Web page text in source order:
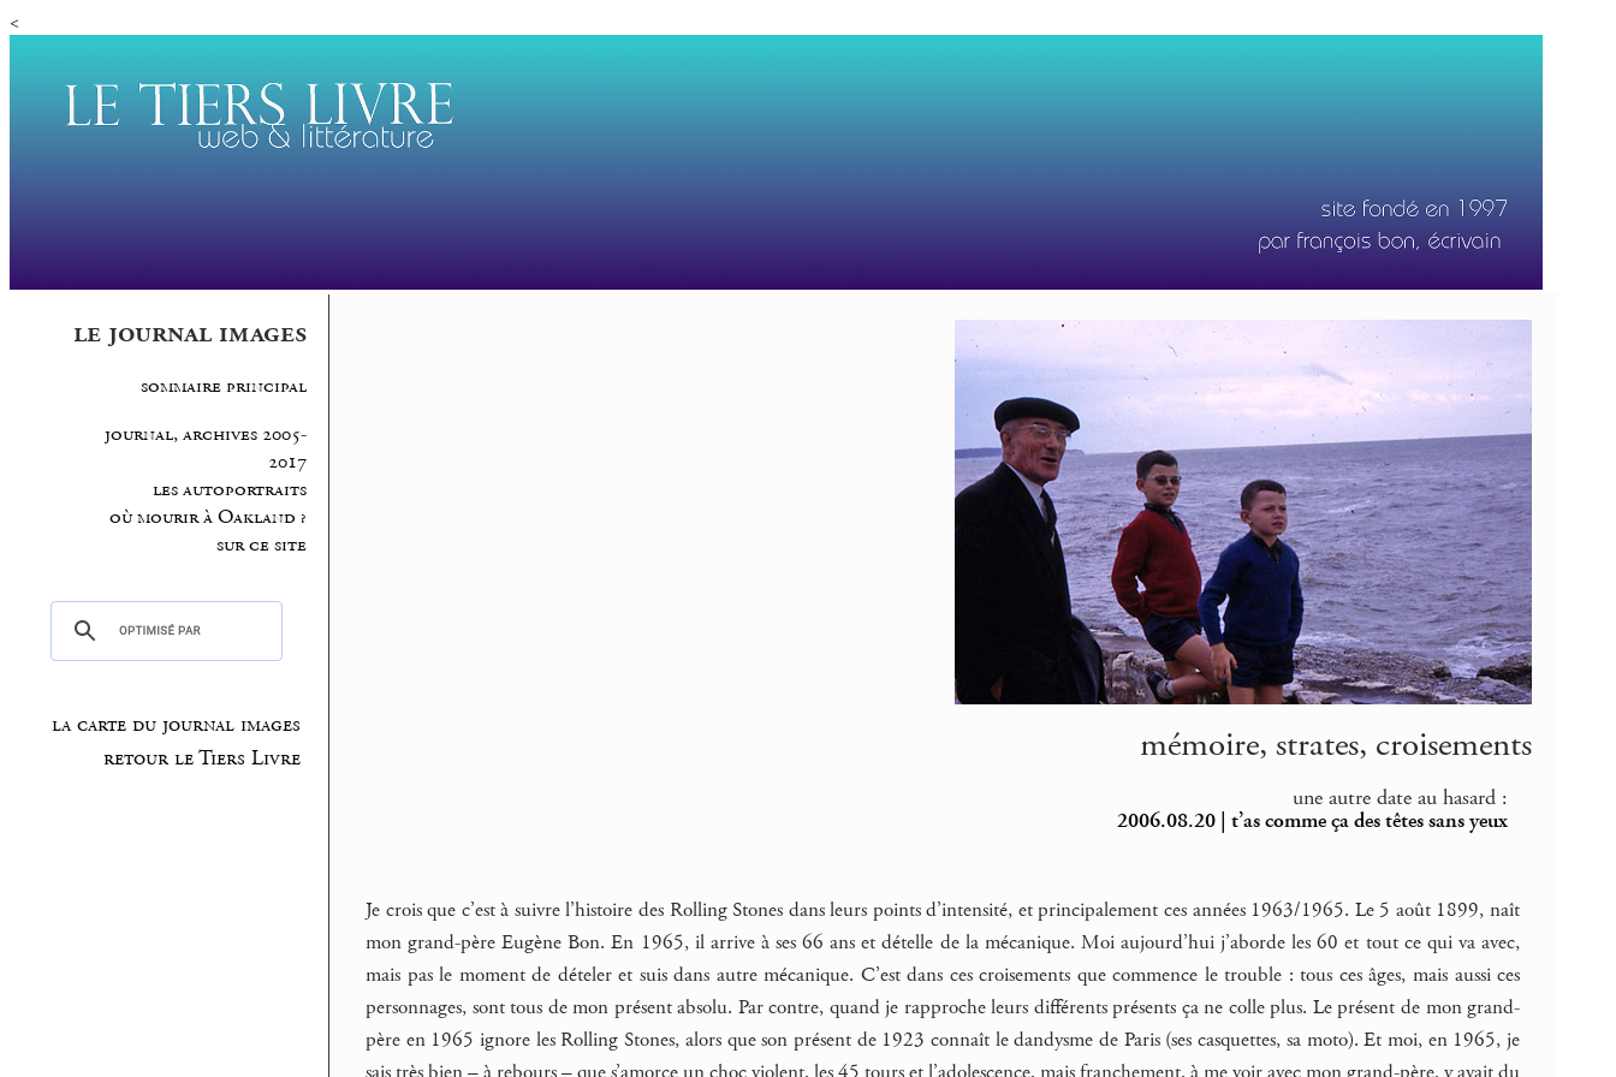
<
le journal images
sommaire principal
journal, archives 2005-
2017
les autoportraits
où mourir à Oakland ?
sur ce site
la carte du journal images
retour le Tiers Livre
mémoire, strates, croisements
une autre date au hasard :
2006.08.20 | t’as comme ça des têtes sans yeux
Je crois que c’est à suivre l’histoire des Rolling Stones dans leurs points d’intensité, et principalement ces années 1963/1965. Le 5 août 1899, naît
mon grand-père Eugène Bon. En 1965, il arrive à ses 66 ans et dételle de la mécanique. Moi aujourd’hui j’aborde les 60 et tout ce qui va avec,
mais pas le moment de dételer et suis dans autre mécanique. C’est dans ces croisements que commence le trouble : tous ces âges, mais aussi ces
personnages, sont tous de mon présent absolu. Par contre, quand je rapproche leurs différents présents ça ne colle plus. Le présent de mon grand-
père en 1965 ignore les Rolling Stones, alors que son présent de 1923 connaît le dandysme de Paris (ses casquettes, sa moto). Et moi, en 1965, je